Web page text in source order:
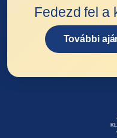
Fedezd fel a
További